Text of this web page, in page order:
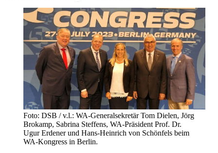
Foto: DSB / v.l.: WA-Generalsekretär Tom Dielen, Jörg
Brokamp, Sabrina Steffens, WA-Präsident Prof. Dr.
Ugur Erdener und Hans-Heinrich von Schönfels beim
WA-Kongress in Berlin.